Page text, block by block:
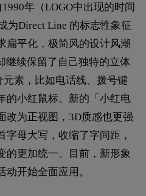
年（LOGO中出现的时间
为Direct Line 的标志性象征
扁平化，极简风的设计风潮
继续保留了自己独特的立体
元素，比如电话线、拨号键
的小红鼠标。新的「小红电
改为正视图，3D质感也更强
母大写，收缩了字间距，
的更加统一。目前，新形象
开始全面应用。